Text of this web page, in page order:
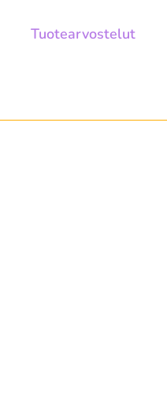
Tuotearvostelut